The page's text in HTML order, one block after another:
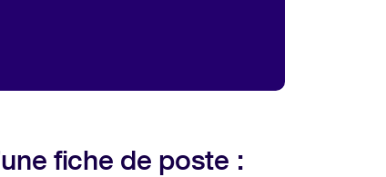
fiche de poste :